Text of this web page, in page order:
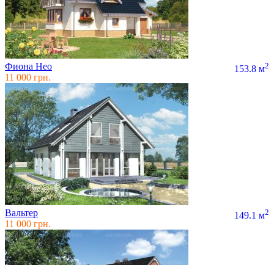
Фиона Нео 153.8 м2
11 000 грн.
Вальтер 149.1 м2
11 000 грн.